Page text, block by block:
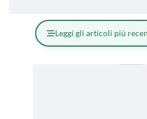
Leggi gli articoli più